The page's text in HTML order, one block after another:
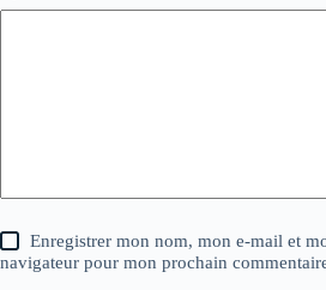
Enregistrer mon nom, mon e-mail et
navigateur pour mon prochain